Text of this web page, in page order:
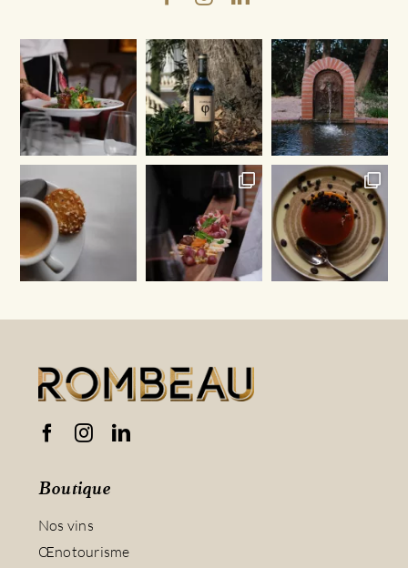
Boutique
Nos vins
Œnotourisme